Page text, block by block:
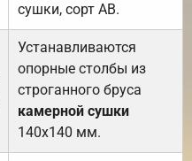
сушки, сорт АВ.
Устанавливаются
опорные столбы из
строганного бруса
камерной сушки
140х140 мм.